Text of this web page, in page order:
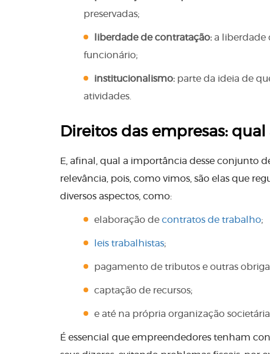
preservadas;
liberdade de contratação: a liberdade
funcionário;
institucionalismo: parte da ideia de
atividades.
Direitos das empresas:
E, afinal, qual a importância desse conjunto
relevância, pois, como vimos, são elas que
diversos aspectos, como:
elaboração de contratos de trabalho;
leis trabalhistas;
pagamento de tributos e outras
captação de recursos;
e até na própria organização
É essencial que empreendedores tenham